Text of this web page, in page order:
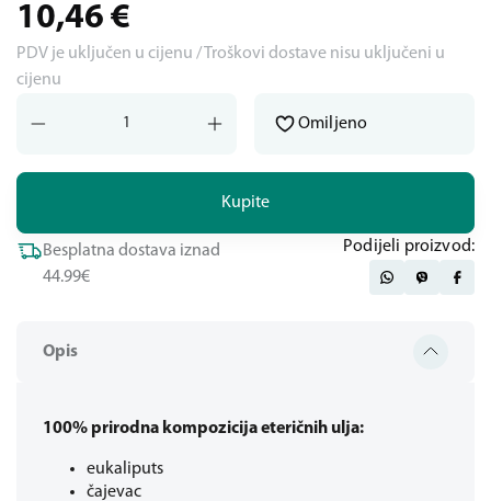
Opis
100% prirodna kompozicija eteričnih ulja:
eukaliputs
čajevac
10,46 €
PDV je uključen u cijenu / Troškovi dostave nisu uključeni u
cijenu
Kupite
Omiljeno
Besplatna dostava iznad
44.99€
Podijeli proizvod: